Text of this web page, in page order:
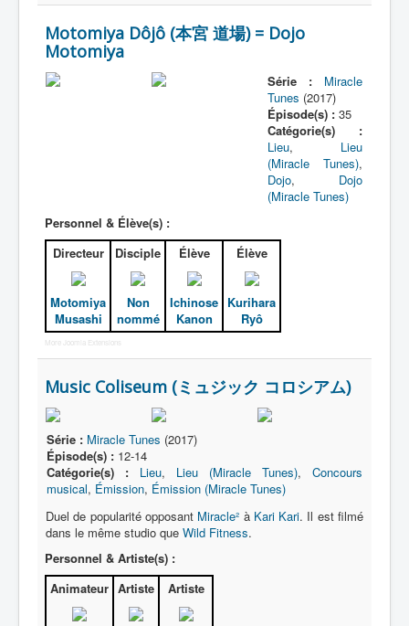
Motomiya Dôjô (本宮 道場) = Dojo
Motomiya
Série :
Miracle
Tunes (2017)
Épisode(s) :35
Catégorie(s) :
Lieu, Lieu
(Miracle Tunes),
Dojo, Dojo
(Miracle Tunes)
Personnel & Élève(s) :
Directeur
Motomiya
Musashi
Disciple
Non
nommé
Élève
Ichinose
Kanon
Élève
Kurihara
Ryô
More Joomla Extensions
Music Coliseum (ミュジック コロシアム)
Série : Miracle Tunes (2017)
Épisode(s) : 12-14
Catégorie(s) :
Lieu, Lieu (Miracle Tunes), Concours
musical, Émission, Émission (Miracle Tunes)
Duel de popularité opposant Miracle² à Kari Kari. Il est filmé
dans le même studio que Wild Fitness.
Personnel & Artiste(s) :
Animateur Artiste Artiste